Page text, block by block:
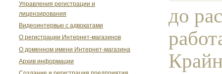
Управления регистрации и
лицензирования
Видеоинтервью с адвокатами
О регистрации Интернет-магазинов
О доменном имени Интернет-магазина
Архив информации
до